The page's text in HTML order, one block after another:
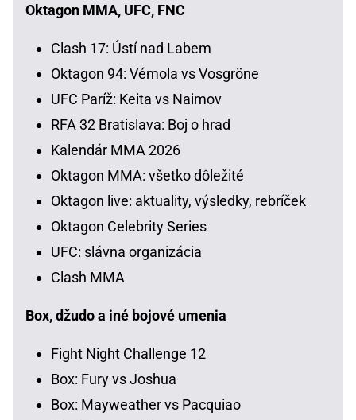
Oktagon MMA, UFC, FNC
Clash 17: Ústí nad Labem
Oktagon 94: Vémola vs Vosgröne
UFC Paríž: Keita vs Naimov
RFA 32 Bratislava: Boj o hrad
Kalendár MMA 2026
Oktagon MMA: všetko dôležité
Oktagon live: aktuality, výsledky, rebríček
Oktagon Celebrity Series
UFC: slávna organizácia
Clash MMA
Box, džudo a iné bojové umenia
Fight Night Challenge 12
Box: Fury vs Joshua
Box: Mayweather vs Pacquiao